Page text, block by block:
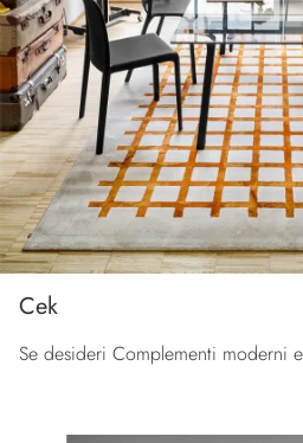
Cek